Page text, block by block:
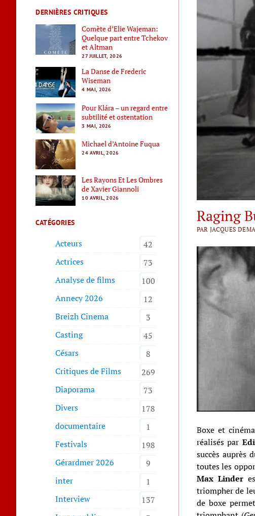
DERNIÈRES CRITIQUES
Comète d’Elie Wajeman:
Quelque part entre Tchekov
et Altman
27 JUILLET, 2026
La Danse de Frederic
Wiseman
4 MAI, 2026
Pour Klára – un regard entre
subtilité et ostentation
3 MAI, 2026
Michael d’Antoine Fuqua
24 AVRIL, 2026
Les Rayons Et Les Ombres
de Xavier Giannoli
10 AVRIL, 2026
CATÉGORIES
Acteurs
42
Actrices
73
Analyse de films
100
Annecy 2026
12
Breizh Cinema
3
Casting
45
Césars
8
Critiques de Films
269
Diaporama
73
Divers
178
documentaire
1
Festivals
198
Gérardmer 2026
9
inter
1
Interview
137
Raging
PAR JACQUES
Boxe et
réalisés par
succès auprès
toutes les
Max Linder
triompher de
de boxe